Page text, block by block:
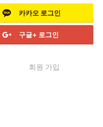
카카오 로그인
구글+ 로그인
회원 가입